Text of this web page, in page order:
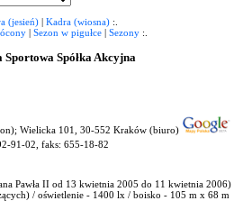
(jesień)| Kadra (wiosna):.
| Sezon w pigułce| Sezony:.
Spółka Akcyjna
Wielicka 101, 30-552 Kraków (biuro)
91-02, faks: 655-18-82
Pawła II od 13 kwietnia 2005 do 11 kwietnia 2006)
/ oświetlenie - 1400 lx / boisko - 105 m x 68 m